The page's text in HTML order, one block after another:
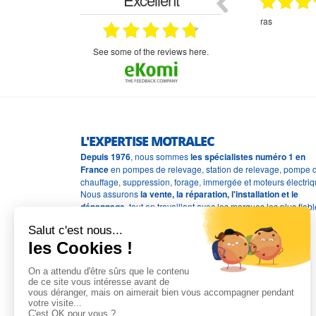
see some of the reviews here.
07.07.2026
bien rien a dire .what else RAS
L'EXPERTISE MOTRALEC
Depuis 1976, nous sommesles spécialistes numéro 1 en
Franceen pompes de relevage, station de relevage, pompe
chauffage, suppression, forage, immergée et moteurs
Nous assuronsla vente, la réparation, l'installation et le
dépannage , tout en travaillant avec les marques les plus